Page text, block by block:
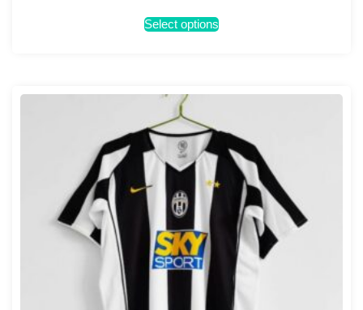
Select options